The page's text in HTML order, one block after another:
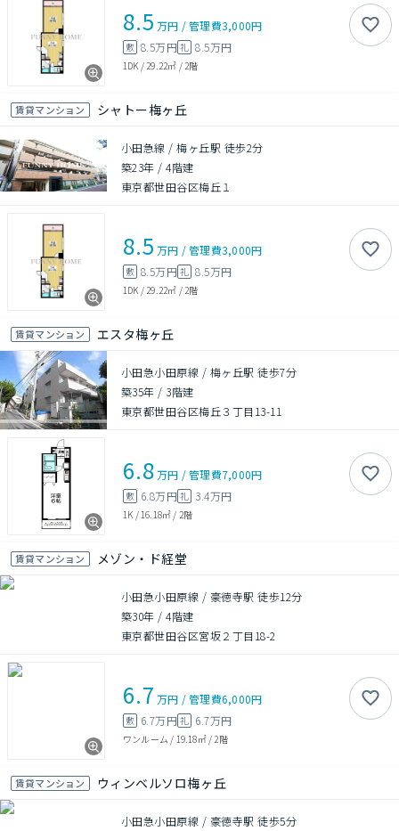
8.5 万円 /管理費3,000円
敷 8.5万円礼 8.5万円
1DK / 29.22㎡ / 2階
賃貸マンション シャトー梅ヶ丘
小田急線 / 梅ヶ丘駅 徒歩2分
築23年 /4階建
東京都世田谷区梅丘１
8.5 万円 /管理費3,000円
敷 8.5万円礼 8.5万円
1DK / 29.22㎡ / 2階
賃貸マンション エスタ梅ヶ丘
小田急小田原線 / 梅ヶ丘駅 徒歩7分
築35年 / 3階建
東京都世田谷区梅丘３丁目13-11
6.8万円 /管理費7,000円
敷 6.8万円礼 3.4万円
1K / 16.18㎡ / 2階
賃貸マンション メゾン・ド経堂
小田急小田原線 / 豪徳寺駅 徒歩12分
築30年 /4階建
東京都世田谷区宮坂２丁目18-2
6.7 万円 /管理費6,000円
敷 6.7万円礼 6.7万円
ワンルーム / 19.18㎡/ 2階
賃貸マンション ウィンベルソロ梅ヶ丘
小田急小田原線 / 豪徳寺駅 徒歩5分